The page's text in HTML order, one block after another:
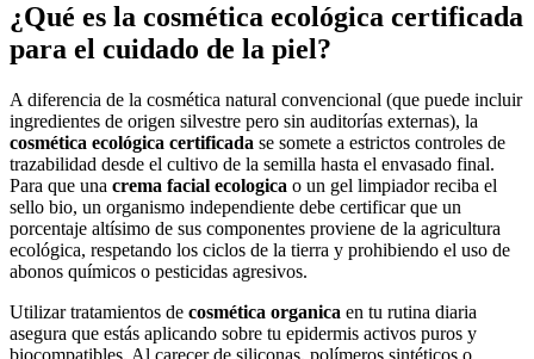
¿Qué es la cosmética ecológica certificada
para el cuidado de la piel?
A diferencia de la cosmética natural convencional (que puede incluir
ingredientes de origen silvestre pero sin auditorías externas), la
cosmética ecológica certificada se somete a estrictos controles de
trazabilidad desde el cultivo de la semilla hasta el envasado final.
Para que una crema facial ecologica o un gel limpiador reciba el
sello bio, un organismo independiente debe certificar que un
porcentaje altísimo de sus componentes proviene de la agricultura
ecológica, respetando los ciclos de la tierra y prohibiendo el uso de
abonos químicos o pesticidas agresivos.
Utilizar tratamientos de cosmética organica en tu rutina diaria
asegura que estás aplicando sobre tu epidermis activos puros y
biocompatibles. Al carecer de siliconas, polímeros sintéticos o